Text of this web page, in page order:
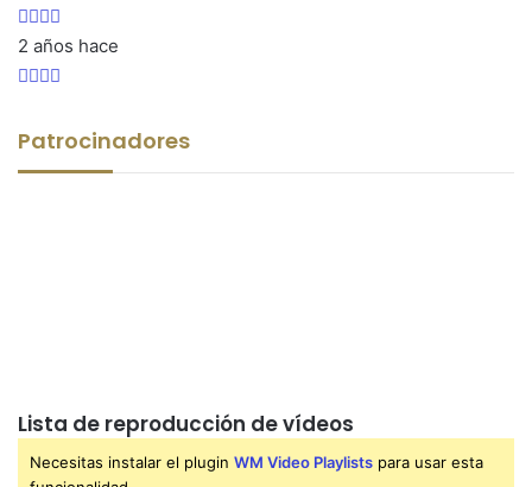
2 años hace
Patrocinadores
Lista de reproducción de vídeos
Necesitas instalar el plugin WM Video Playlists para usar esta